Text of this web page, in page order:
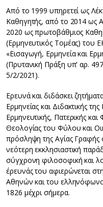
Από το 1999 υπηρετεί ως
Καθηγητής, από το 2014 ως
2020 ως πρωτοβάθμιος
(Ερμηνευτικός Τομέας) του
«Εισαγωγή, Ερμηνεία και
(Πρυτανική Πράξη υπ' αρ.
5/2/2021).
Ερευνά και διδάσκει
Ερμηνείας και Διδακτικής
Ερμηνευτικής, Πατερικής και
Θεολογίας του Φύλου και
πρόσληψη της Αγίας Γραφής
νεότερη εκκλησιαστική
σύγχρονη φιλοσοφική και
έρευνάς του αφιερώνεται
Αθηνών και του
1826 μέχρι σήμερα.